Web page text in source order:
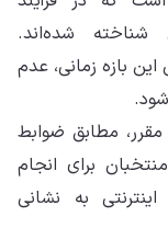
شناخته شده‌اند.
بازه زمانی، عدم
مطابق ضوابط
برای انجام
به نشانی